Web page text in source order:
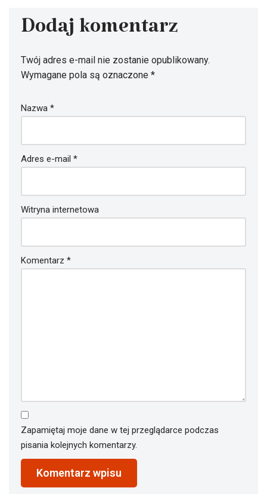
Dodaj komentarz
Twój adres e-mail nie zostanie opublikowany.
Wymagane pola są oznaczone *
Nazwa *
Adres e-mail *
Witryna internetowa
Komentarz *
Zapamiętaj moje dane w tej przeglądarce podczas
pisania kolejnych komentarzy.